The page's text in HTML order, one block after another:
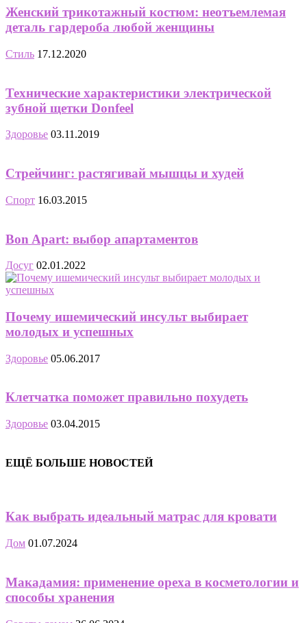
Женский трикотажный костюм: неотъемлемая
деталь гардероба любой женщины
Стиль 17.12.2020
Технические характеристики электрической
зубной щетки Donfeel
Здоровье 03.11.2019
Стрейчинг: растягивай мышцы и худей
Спорт 16.03.2015
Bon Apart: выбор апартаментов
Досуг 02.01.2022
Почему ишемический инсульт выбирает
молодых и успешных
Здоровье 05.06.2017
Клетчатка поможет правильно похудеть
Здоровье 03.04.2015
ЕЩЁ БОЛЬШЕ НОВОСТЕЙ
Как выбрать идеальный матрас для кровати
Дом 01.07.2024
Макадамия: применение ореха в косметологии и
способы хранения